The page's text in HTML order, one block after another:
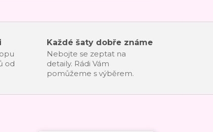
od
Každé šaty dobře známe
Nebojte se zeptat na
detaily. Rádi Vám
pomůžeme s výběrem.